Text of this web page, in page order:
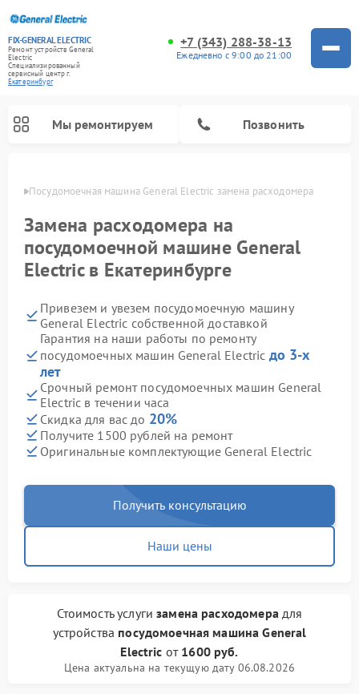
FIX-GENERAL ELECTRIC
Ремонт устройств General
Electric
Специализированный
cервисный центр г.
Екатеринбург
+7 (343) 288-38-13
Ежедневно с 9:00 до 21:00
Мы ремонтируем Позвонить
Посудомоечная машина General Electric замена расходомера
Замена расходомера на
посудомоечной машине General
Electric в Екатеринбурге
Привезем и увезем посудомоечную машину
General Electric собственной доставкой
Гарантия на наши работы по ремонту
посудомоечных машин General Electric до 3-х
лет
Срочный ремонт посудомоечных машин General
Electric в течении часа
Скидка для вас до 20%
Получите 1500 рублей на ремонт
Оригинальные комплектующие General Electric
Получить консультацию
Наши цены
Стоимость услугизамена расходомерадля
устройства посудомоечная машина General
Electric от 1600 руб.
Цена актуальна на текущую дату 06.08.2026